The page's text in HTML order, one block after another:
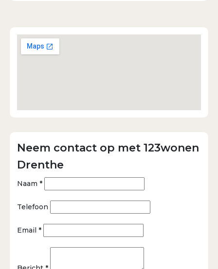
Neem contact op met 123wonen
Drenthe
Naam *
Telefoon
Email *